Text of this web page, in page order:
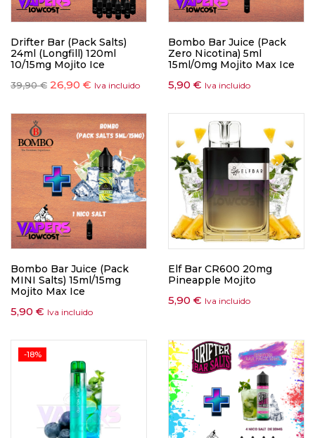
Drifter Bar (Pack Salts)
24ml (Longfill) 120ml
10/15mg Mojito Ice
39,90€ 26,90 € Iva incluido
Bombo Bar Juice (Pack
Zero Nicotina) 5ml
15ml/0mg Mojito Max Ice
5,90 € Iva incluido
Bombo Bar Juice (Pack
MINI Salts) 15ml/15mg
Mojito Max Ice
5,90 € Iva incluido
Elf Bar CR600 20mg
Pineapple Mojito
5,90 € Iva incluido
-18%